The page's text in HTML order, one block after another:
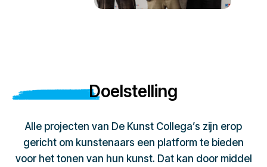
Doelstelling
Alle projecten van De Kunst Collega’s zijn erop
gericht om kunstenaars een platform te bieden
voor het tonen van hun kunst. Dat kan door middel